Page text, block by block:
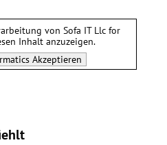
von Sofa IT Llc for
Inhalt anzuzeigen.
Akzeptieren